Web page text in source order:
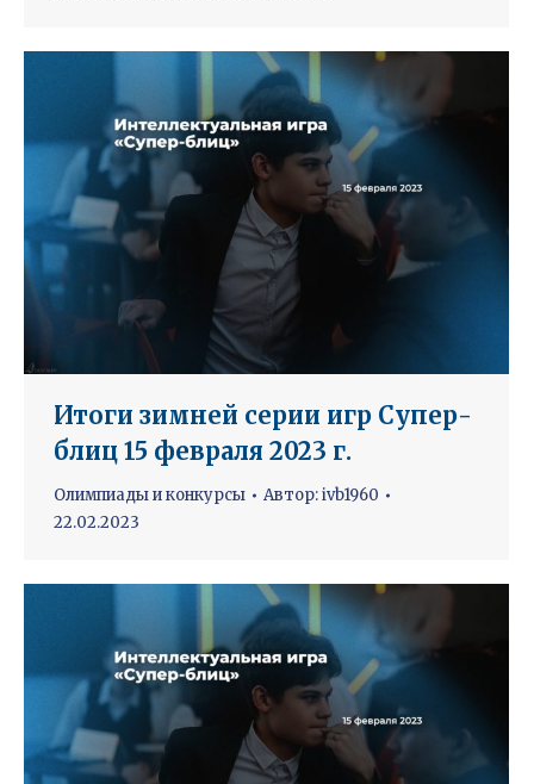
Итоги зимней серии игр Супер-
блиц 15 февраля 2023 г.
Олимпиады и конкурсы Автор:ivb1960
22.02.2023